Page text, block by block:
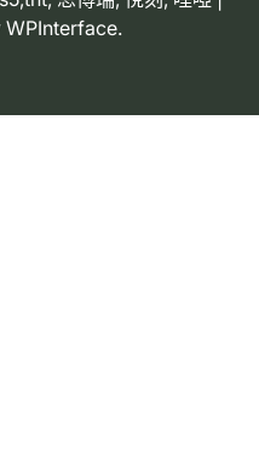
WPInterface.